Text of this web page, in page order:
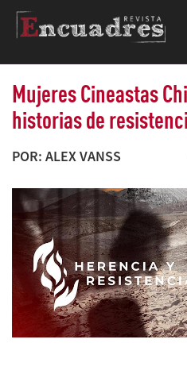
Mujeres Cineastas
historias de
POR: ALEX VANSS